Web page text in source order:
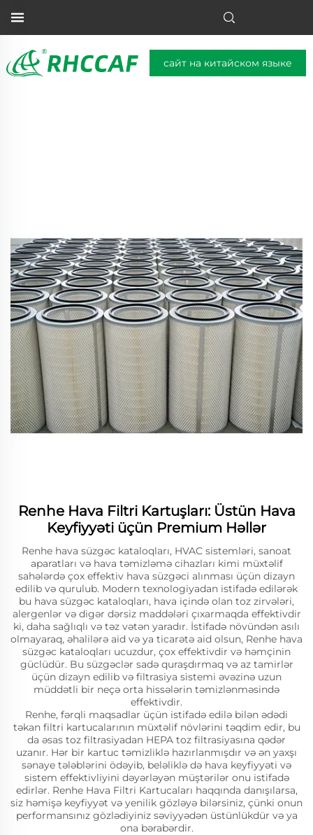
сайт на китайском языке
Renhe Hava Filtri Kartuşları: Üstün Hava
Keyfiyyəti üçün Premium Həllər
Renhe hava süzgəc kataloqları, HVAC sistemləri, sanoat
aparatları və hava təmizləmə cihazları kimi müxtəlif
sahələrdə çox effektiv hava süzgəci alınması üçün dizayn
edilib və qurulub. Modern texnologiyadan istifadə edilərək
bu hava süzgəc kataloqları, hava içində olan toz zirvələri,
alergenlər və digər dərsiz maddələri çıxarmaqda effektivdir
ki, daha sağlıqlı və təz vətən yaradır. İstifadə növündən asılı
olmayaraq, əhalilərə aid və ya ticarətə aid olsun, Renhe hava
süzgəc kataloqları ucuzdur, çox effektivdir və həmçinin
güclüdür. Bu süzgəclər sadə quraşdırmaq və az tamirlər
üçün dizayn edilib və filtrasiya sistemi əvəzinə uzun
müddətli bir neçə orta hissələrin təmizlənməsində
effektivdir.
Renhe, fərqli maqsadlar üçün istifadə edilə bilən ədədi
təkan filtri kartucalarının müxtəlif növlərini təqdim edir, bu
da əsas toz filtrasiyadan HEPA toz filtrasiyasına qədər
uzanır. Hər bir kartuc təmizliklə hazırlanmışdır və ən yaxşı
sənaye tələblərini ödəyib, beləliklə də hava keyfiyyəti və
sistem effektivliyini dəyərləyən müştərilər onu istifadə
edirlər. Renhe Hava Filtri Kartucaları haqqında danışılarsa,
siz həmişə keyfiyyət və yenilik gözləyə bilərsiniz, çünki onun
performansınız gözlədiyiniz səviyyədən üstünlükdür və ya
ona bərabərdir.